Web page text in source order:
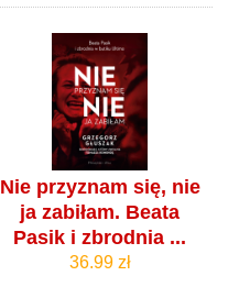
Nie przyznam się, nie
ja zabiłam. Beata
Pasik i zbrodnia ...
36.99 zł